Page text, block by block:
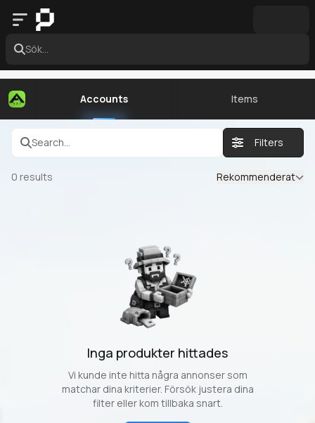
Sök...
Accounts Items
Search... Filters
0 results Rekommenderat
Inga produkter hittades
Vi kunde inte hitta några annonser som
matchar dina kriterier. Försök justera dina
filter eller kom tillbaka snart.